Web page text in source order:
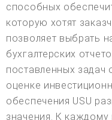
способных
которую хотят
позволяет выбрать
бухгалтерских
поставленных задач
оценке
обеспечения USU
значения. К каждому